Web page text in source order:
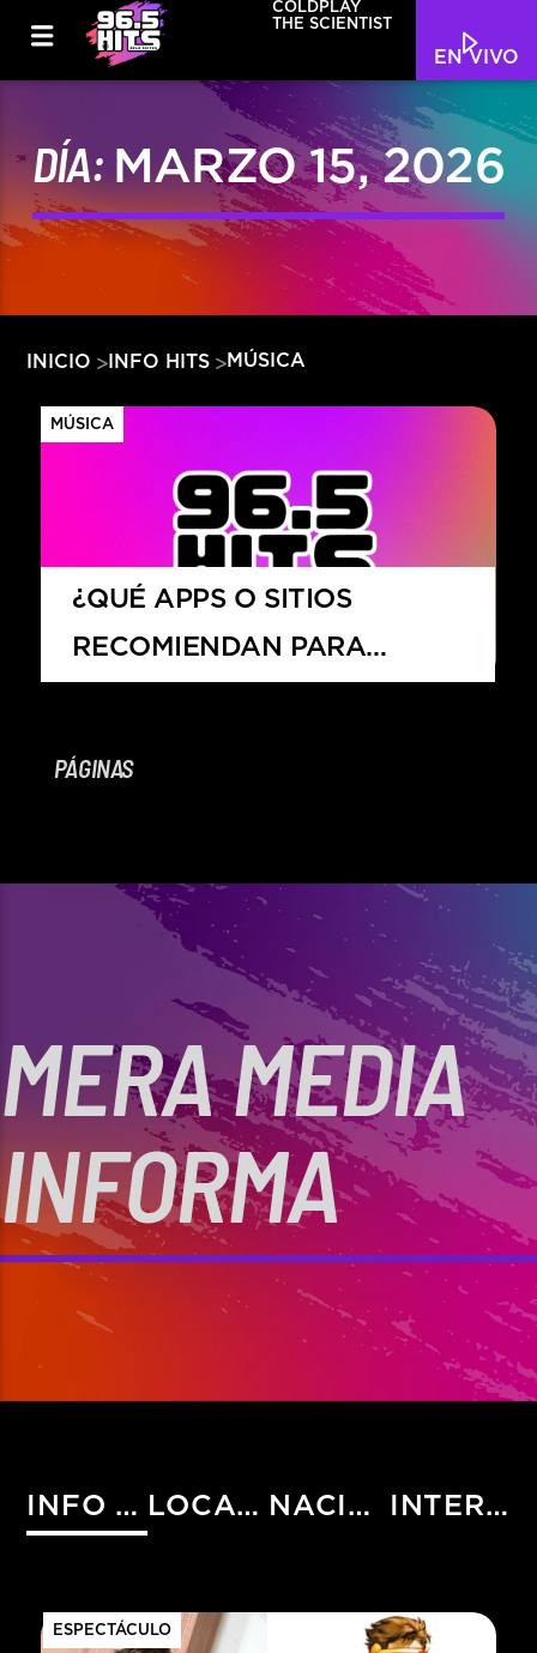
EN VIVO
COLDPLAY
THE SCIENTIST
HITS – 96.5 FM
HITS
Hits – 96.5 FM
DÍA: MARZO 15, 2026
INICIO INFO HITS MÚSICA
MÚSICA
¿QUÉ APPS O SITIOS
RECOMIENDAN PARA
PÁGINAS
MERA MEDIA
INFORMA
INFO HIST LOCALES NACIONALES INTERNACIONALES
ESPECTÁCULO